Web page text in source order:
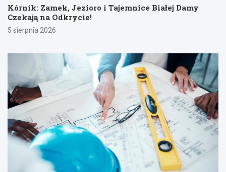
Kórnik: Zamek, Jezioro i Tajemnice Białej Damy
Czekają na Odkrycie!
5 sierpnia 2026